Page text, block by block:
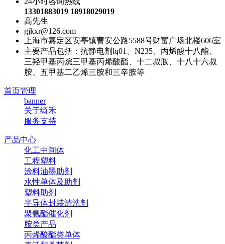
13301883019 18918029019
高先生
gjkxr@126.com
上海市嘉定区安亭镇曹安公路5588号财富广场北楼606室
主要产品包括：抗静电剂lq01、N235、丙烯酸十八酯、
三羟甲基丙烷三甲基丙烯酸酯、十二叔胺、十八十六叔
胺、五甲基二乙烯三胺和三辛胺等
首页管理
banner
关于绮禾
服务支持
产品中心
化工中间体
工程塑料
涂料油墨助剂
水性单体及助剂
塑料助剂
半导体封装清洗剂
聚氨酯催化剂
胺类产品
丙烯酸酯类单体